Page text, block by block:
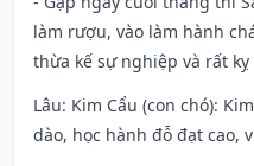
làm rượu, vào làm hành
thừa kế sự nghiệp và rất
Lâu: Kim Cẩu (con chó):
dào, học hành đỗ đạt cao,